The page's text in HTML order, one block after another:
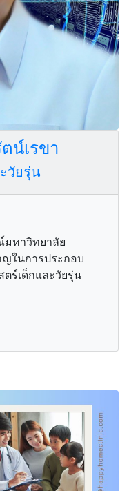
น์เรขา
วัยรุ่น
หาวิทยาลัย
ในการประกอบ
ร์เด็กและวัยรุ่น